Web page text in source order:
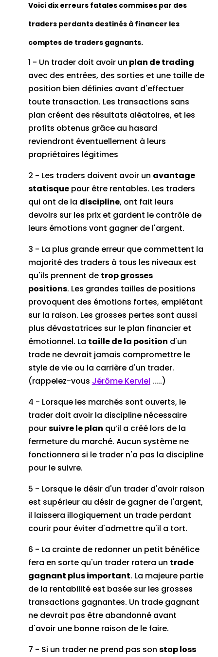
Voici dix erreurs fatales commises par des
traders perdants destinés à financer les
comptes de traders gagnants.
1 - Un trader doit avoir un plan de trading
avec des entrées, des sorties et une taille de
position bien définies avant d'effectuer
toute transaction. Les transactions sans
plan créent des résultats aléatoires, et les
profits obtenus grâce au hasard
reviendront éventuellement à leurs
propriétaires légitimes
2 - Les traders doivent avoir un avantage
statisquepour être rentables. Les traders
qui ont de la discipline, ont fait leurs
devoirs sur les prix et gardent le contrôle de
leurs émotions vont gagner de l'argent.
3 - La plus grande erreur que commettent la
majorité des traders à tous les niveaux est
qu'ils prennent de trop grosses
positions. Les grandes tailles de positions
provoquent des émotions fortes, empiétant
sur la raison. Les grosses pertes sont aussi
plus dévastatrices sur le plan financier et
émotionnel. La taille de la position d'un
trade ne devrait jamais compromettre le
style de vie ou la carrière d'un trader.
(rappelez-vous Jérôme Kerviel .....)
4 - Lorsque les marchés sont ouverts, le
trader doit avoir la discipline nécessaire
poursuivre le plan qu’il a créé lors de la
fermeture du marché. Aucun système ne
fonctionnera si le trader n'a pas la discipline
pour le suivre.
5 - Lorsque le désir d'un trader d'avoir raison
est supérieur au désir de gagner de l'argent,
il laissera illogiquement un trade perdant
courir pour éviter d'admettre qu'il a tort.
6 - La crainte de redonner un petit bénéfice
fera en sorte qu'un trader ratera un trade
gagnant plus important. La majeure partie
de la rentabilité est basée sur les grosses
transactions gagnantes. Un trade gagnant
ne devrait pas être abandonné avant
d'avoir une bonne raison de le faire.
7 - Si un trader ne prend pas son stop loss